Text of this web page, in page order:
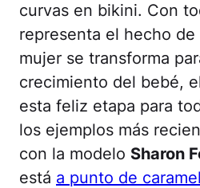
curvas en bikini. Con
representa el hecho
mujer se transforma
crecimiento del bebé,
esta feliz etapa para
los ejemplos más
con la modelo Sharon
está a punto de